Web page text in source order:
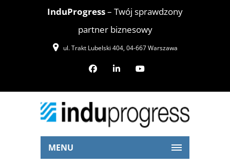
InduProgress– Twój sprawdzony
partner biznesowy
ul. Trakt Lubelski 404, 04-667 Warszawa
MENU